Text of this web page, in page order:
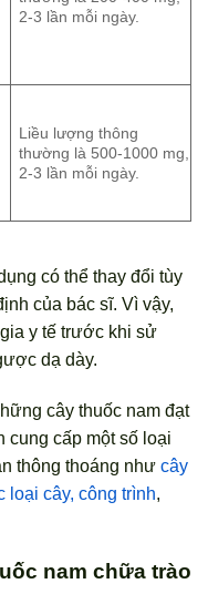
2-3 lần mỗi ngày.
Liều lượng thông
thường là 500-1000 mg,
2-3 lần mỗi ngày.
có thể thay đổi tùy
của bác sĩ. Vì vậy,
y tế trước khi sử
dạ dày.
cây thuốc nam đạt
cung cấp một số loại
thông thoáng như cây
loại cây, công trình,
nam chữa trào